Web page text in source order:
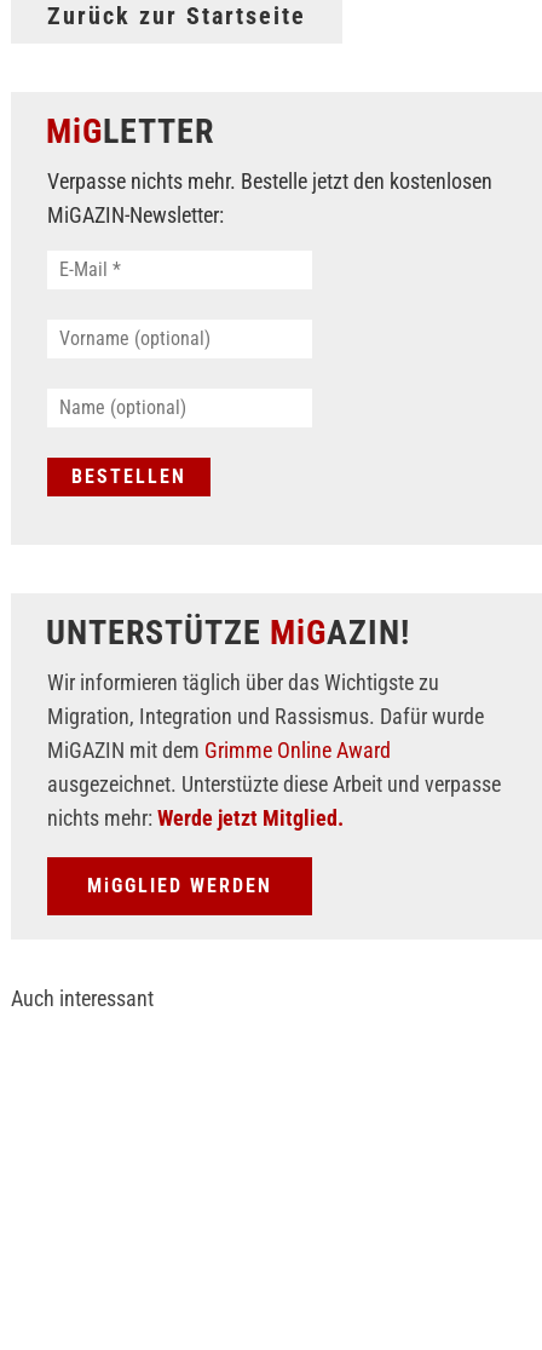
Zurück zur Startseite
MiGLETTER
Verpasse nichts mehr. Bestelle jetzt den kostenlosen
MiGAZIN-Newsletter:
UNTERSTÜTZE MiGAZIN!
Wir informieren täglich über das Wichtigste zu
Migration, Integration und Rassismus. Dafür wurde
MiGAZIN mit dem Grimme Online Award
ausgezeichnet. Unterstüzte diese Arbeit und verpasse
nichts mehr: Werde jetzt Mitglied.
MiGGLIED WERDEN
Auch interessant